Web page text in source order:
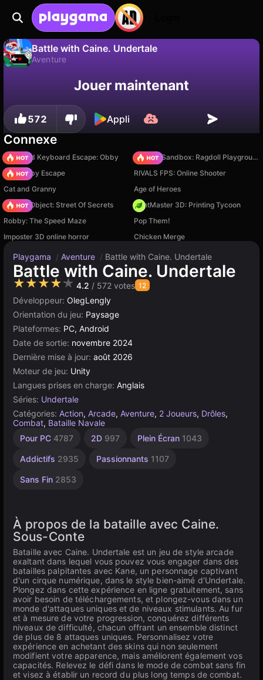
Battle with Caine. Undertale
Aventure
progression !
Non Enregistrer
Jouer maintenant
572 Appli
Connexe
+1 Speed Keyboard Escape: Obby
Sprunki Sandbox: Ragdoll Playground Mode
Your Obby Escape
RIVALS FPS: Online Shooter
Cat and Granny
Age of Heroes
Hidden Object: Street Of Secrets
PrintMaster 3D: Printing Tycoon
Robby: The Speed Maze
Pop Them!
Imposter 3D online horror
Chicken Merge
Playgama / Aventure / Battle with Caine. Undertale
Battle with Caine. Undertale
★★★★★ 4.2 / 572 votes 12
Développeur: OlegLengly
Orientation du jeu: Paysage
Plateformes: PC, Android
Date de sortie: novembre 2024
Dernière mise à jour: août 2026
Moteur de jeu: Unity
Langues prises en charge: Anglais
Séries: Undertale
Catégories: Action, Arcade, Aventure, 2 Joueurs, Drôles,
Combat, Bataille Navale
Pour PC 4787 2D 997 Plein Écran 1043
Addictifs 2935 Passionnants 1107
Sans Fin 2853
Agilité
Bureau
Indépendants
Russes
Pixels
Navigateur
Unity
ligne
À propos de la bataille avec Caine.
Sous-Conte
Bataille avec Caine. Undertale est un jeu de style arcade
exaltant dans lequel vous pouvez vous engager dans des
batailles palpitantes avec Kane, un personnage captivant
d'un cirque numérique, dans le style bien-aimé d'Undertale.
Plongez dans cette expérience en ligne gratuitement, sans
avoir besoin de téléchargements, et plongez-vous dans un
monde d'attaques uniques et de niveaux stimulants. Au fur
et à mesure de votre progression, conquérez différents
niveaux de difficulté, chacun offrant un ensemble distinct
de plus de 8 attaques uniques. Personnalisez votre
expérience en achetant des skins qui non seulement
modifient votre apparence, mais améliorent également vos
capacités. Relevez le défi dans le mode de combat sans fin
et visez à établir un record du plus long temps de combat.